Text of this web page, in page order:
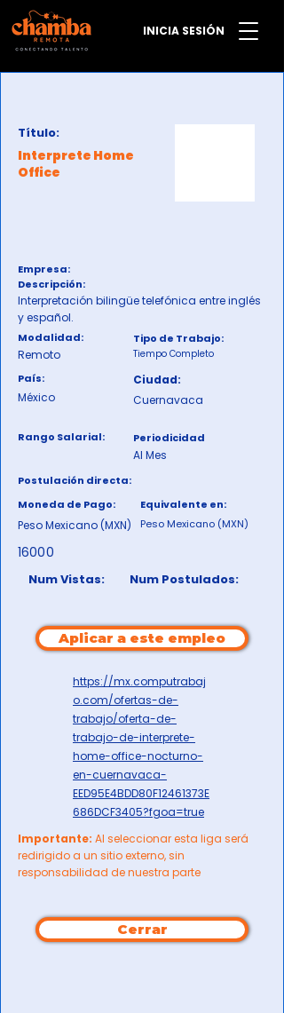
INICIA SESIÓN
Título:
Interprete Home
Office
Empresa:
Descripción:
Interpretación bilingüe telefónica entre inglés
y español.
Modalidad:
Remoto
Tipo de Trabajo:
Tiempo Completo
País:
Ciudad:
México
Cuernavaca
Rango Salarial: Periodicidad
Al Mes
Postulación directa:
Moneda de Pago:
Equivalente en:
Peso Mexicano (MXN) Peso Mexicano (MXN)
16000
Num Vistas: Num Postulados:
Aplicar a este empleo
https://mx.computrabaj
o.com/ofertas-de-
trabajo/oferta-de-
trabajo-de-interprete-
home-office-nocturno-
en-cuernavaca-
EED95E4BDD80F12461373E
686DCF3405?fgoa=true
Importante: Al seleccionar esta liga será
redirigido a un sitio externo, sin
responsabilidad de nuestra parte
Cerrar